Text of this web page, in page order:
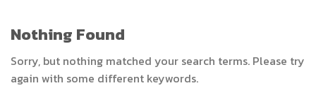
Nothing Found
Sorry, but nothing matched your search terms. Please try
again with some different keywords.